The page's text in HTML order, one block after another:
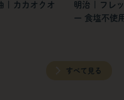
| カカオクオ
明治 | フレ
ー 食塩不使
すべて見る